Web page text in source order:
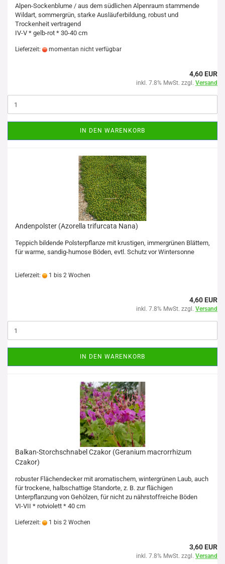
Alpen-Sockenblume / aus dem südlichen Alpenraum stammende
Wildart, sommergrün, starke Ausläuferbildung, robust und
Trockenheit vertragend
IV-V * gelb-rot * 30-40 cm
Lieferzeit: momentan nicht verfügbar
4,60 EUR
inkl. 7.8% MwSt. zzgl. Versand
IN DEN WARENKORB
Andenpolster (Azorella trifurcata Nana)
Teppich bildende Polsterpflanze mit krustigen, immergrünen Blättern,
für warme, sandig-humose Böden, evtl. Schutz vor Wintersonne
Lieferzeit: 1 bis 2 Wochen
4,60 EUR
inkl. 7.8% MwSt. zzgl. Versand
IN DEN WARENKORB
Balkan-Storchschnabel Czakor (Geranium macrorrhizum
Czakor)
robuster Flächendecker mit aromatischem, wintergrünen Laub, auch
für trockene, halbschattige Standorte, z. B. zur flächigen
Unterpflanzung von Gehölzen, für nicht zu nährstoffreiche Böden
VI-VII * rotviolett * 40 cm
Lieferzeit: 1 bis 2 Wochen
3,60 EUR
inkl. 7.8% MwSt. zzgl. Versand